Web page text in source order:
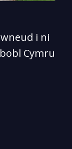
i ni
Cymru